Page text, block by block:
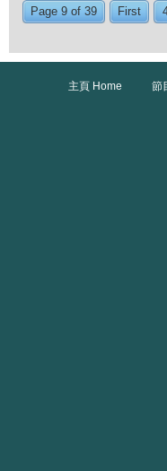
Page 9 of 39 First
主頁 Home 節